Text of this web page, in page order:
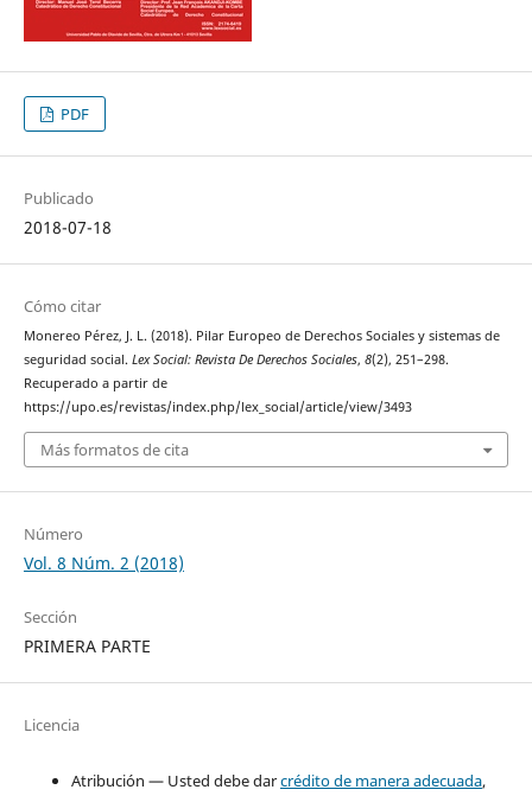
PDF
Publicado
2018-07-18
Cómo citar
Monereo Pérez, J. L. (2018). Pilar Europeo de Derechos Sociales y sistemas de
seguridad social. Lex Social: Revista De Derechos Sociales, 8(2), 251–298.
Recuperado a partir de
https://upo.es/revistas/index.php/lex_social/article/view/3493
Más formatos de cita
Número
Vol. 8 Núm. 2 (2018)
Sección
PRIMERA PARTE
Licencia
Atribución — Usted debe darcrédito de manera adecuada,